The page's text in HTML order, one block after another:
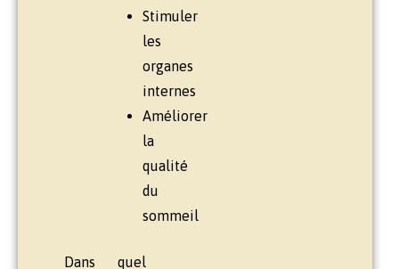
Stimuler
les
organes
internes
Améliorer
la
qualité
du
sommeil
Dans quel